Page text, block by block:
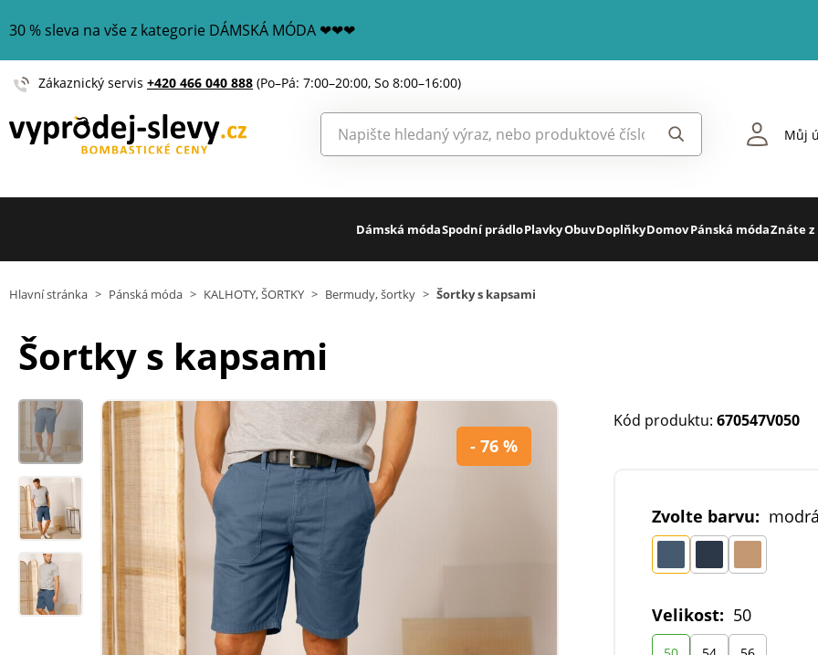
30 % sleva na vše z kategorie DÁMSKÁ MÓDA ❤❤❤
Zákaznický servis +420 466 040 888 (Po–Pá: 7:00–20:00, So 8:00–16:00)
Můj
Dámská módaSpodní prádloPlavkyObuvDoplňkyDomovPánská módaZnáte
Hlavní stránka > Pánská móda > KALHOTY, ŠORTKY > Bermudy, šortky > Šortky s kapsami
Šortky s kapsami
- 76 %
Kód produktu: 670547V050
Zvolte barvu: modrá
Velikost: 50